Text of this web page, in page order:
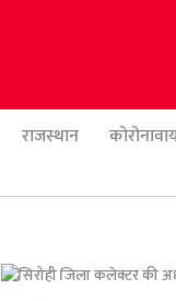
राजस्थान